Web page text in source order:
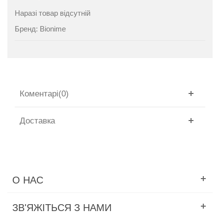
Наразі товар відсутній
Бренд: Bionime
Коментарі(0)
Доставка
О НАС
ЗВ'ЯЖІТЬСЯ З НАМИ